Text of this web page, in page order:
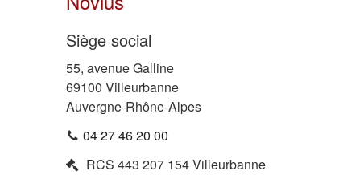
Siège social
55, avenue Galline
69100 Villeurbanne
Auvergne-Rhône-Alpes
04 27 46 20 00
RCS 443 207 154 Villeurbanne